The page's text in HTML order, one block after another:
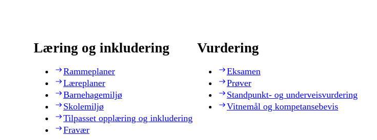
Læring og inkludering
Rammeplaner
Læreplaner
Barnehagemiljø
Skolemiljø
Tilpasset opplæring og inkludering
Fravær
Vurdering
Eksamen
Prøver
Standpunkt- og underveisvurdering
Vitnemål og kompetansebevis